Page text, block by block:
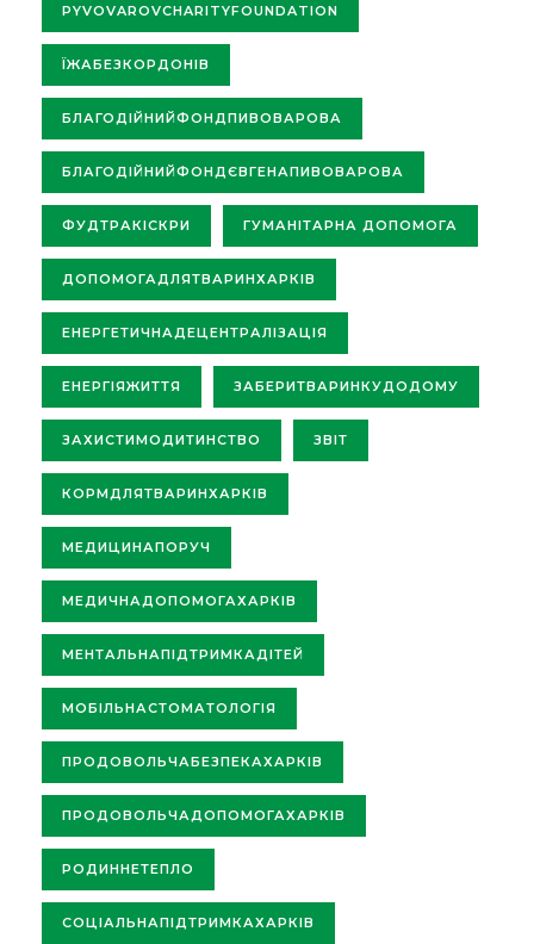
PYVOVAROVCHARITYFOUNDATION
ЇЖАБЕЗКОРДОНІВ
БЛАГОДІЙНИЙФОНДПИВОВАРОВА
БЛАГОДІЙНИЙФОНДЄВГЕНАПИВОВАРОВА
ФУДТРАКІСКРИ ГУМАНІТАРНА ДОПОМОГА
ДОПОМОГАДЛЯТВАРИНХАРКІВ
ЕНЕРГЕТИЧНАДЕЦЕНТРАЛІЗАЦІЯ
ЕНЕРГІЯЖИТТЯ ЗАБЕРИТВАРИНКУДОДОМУ
ЗАХИСТИМОДИТИНСТВО ЗВІТ
КОРМДЛЯТВАРИНХАРКІВ
МЕДИЦИНАПОРУЧ
МЕДИЧНАДОПОМОГАХАРКІВ
МЕНТАЛЬНАПІДТРИМКАДІТЕЙ
МОБІЛЬНАСТОМАТОЛОГІЯ
ПРОДОВОЛЬЧАБЕЗПЕКАХАРКІВ
ПРОДОВОЛЬЧАДОПОМОГАХАРКІВ
РОДИННЕТЕПЛО
СОЦІАЛЬНАПІДТРИМКАХАРКІВ